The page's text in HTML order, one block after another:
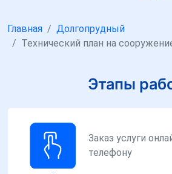
Главная
Долгопрудный
Технический план на
Этапы
Заказ услуги
телефону